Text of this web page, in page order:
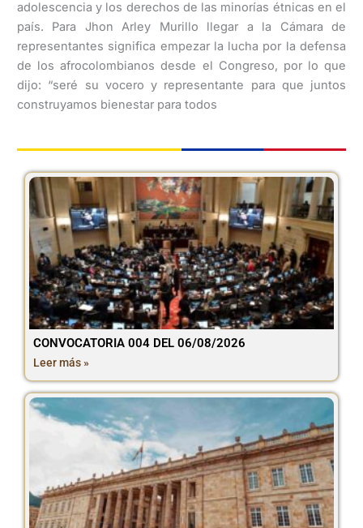
adolescencia y los derechos de las minorías étnicas en el
país. Para Jhon Arley Murillo llegar a la Cámara de
representantes significa empezar la lucha por la defensa
de los afrocolombianos desde el Congreso, por lo que
dijo: “seré su vocero y representante para que juntos
construyamos bienestar para todos
CONVOCATORIA 004 DEL 06/08/2026
Leer más »